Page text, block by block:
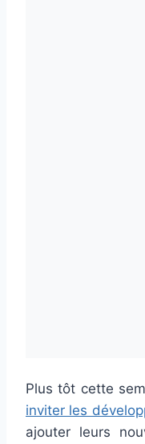
Plus tôt cette
inviter les
ajouter leurs